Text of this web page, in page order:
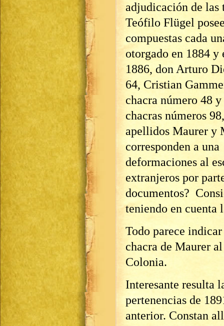
adjudicación de las
Teófilo Flügel
compuestas cada
otorgado en 1884 y
1886, don Arturo
64, Cristian
chacra número 48
chacras números
apellidos Maurer y
corresponden a
deformaciones al
extranjeros por
documentos?
teniendo en cuenta
Todo parece
chacra de Maurer
Colonia.
Interesante resulta
pertenencias de
anterior. Constan